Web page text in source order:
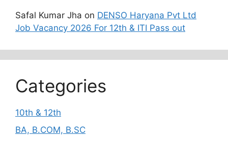
Safal Kumar Jha on DENSO Haryana Pvt Ltd
Job Vacancy 2026 For 12th & ITI Pass out
Categories
10th & 12th
BA, B.COM, B.SC